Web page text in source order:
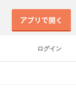
ログイン
アプリで開く